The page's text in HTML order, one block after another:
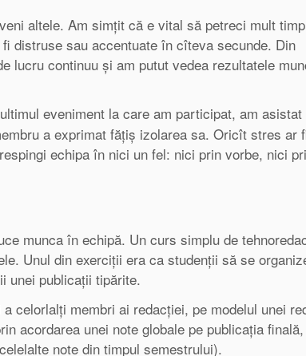
altele. Am simțit că e vital să petreci mult
distruse sau accentuate în cîteva secunde. Din
lucru continuu și am putut vedea rezultatele
eveniment la care am participat, am asistat
a exprimat fățiș izolarea sa. Oricît stres ar
echipa în nici un fel: nici prin vorbe, nici
munca în echipă. Un curs simplu de
Unul din exerciții era ca studenții să se
unei publicații tipărite.
celorlalți membri ai redacției, pe modelul unei
acordarea unei note globale pe publicația
note din timpul semestrului).